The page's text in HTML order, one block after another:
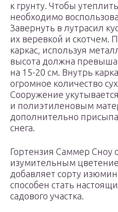
к грунту. Чтобы
необходимо
Завернуть в лутрасил
их веревкой и скотчем.
каркас, используя
высота должна
на 15-20 см. Внутрь
огромное количество
Сооружение
и полиэтиленовым
дополнительно
снега.
Гортензия Саммер Сноу
изумительным
добавляет сорту
способен стать
садового участка.